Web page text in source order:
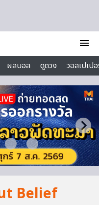
menu
ผลบอล ดูดวง
วอลเปเป
Belief